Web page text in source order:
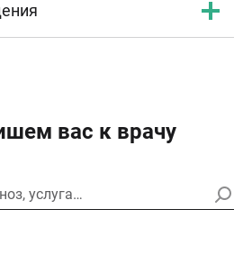
вас к врачу
услуга…